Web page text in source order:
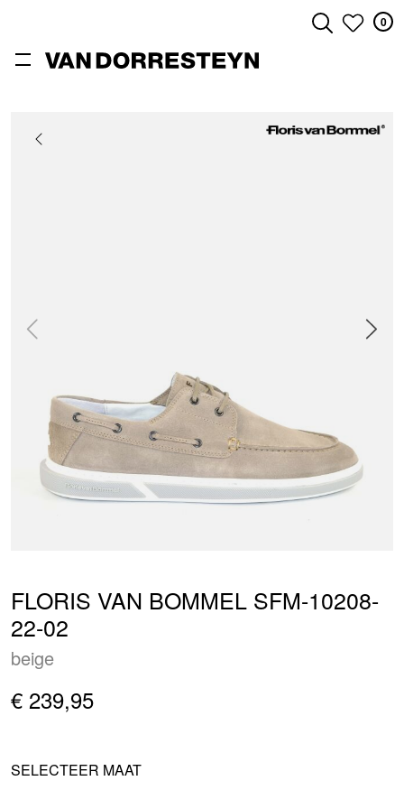
0
FLORIS VAN BOMMEL SFM-10208-
22-02
beige
€ 239,95
SELECTEER MAAT